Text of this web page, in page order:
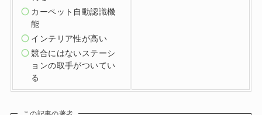
カーペット自動認識機
能
インテリア性が高い
競合にはないステーシ
ョンの取手がついてい
る